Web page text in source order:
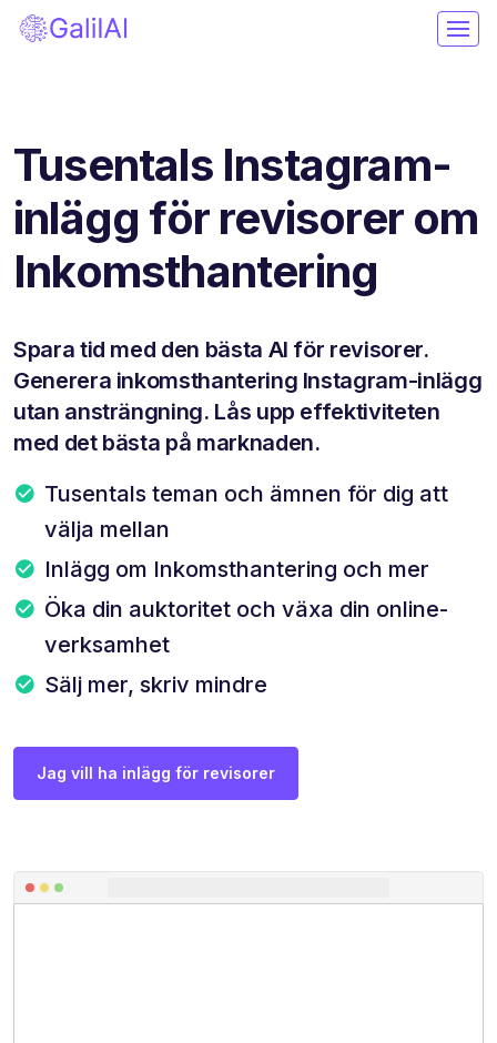
Tusentals Instagram-
inlägg för revisorer om
Inkomsthantering
Spara tid med den bästa AI för revisorer.
Generera inkomsthantering Instagram-inlägg
utan ansträngning. Lås upp effektiviteten
med det bästa på marknaden.
Tusentals teman och ämnen för dig att
välja mellan
Inlägg om Inkomsthantering och mer
Öka din auktoritet och växa din online-
verksamhet
Sälj mer, skriv mindre
Jag vill ha inlägg för revisorer